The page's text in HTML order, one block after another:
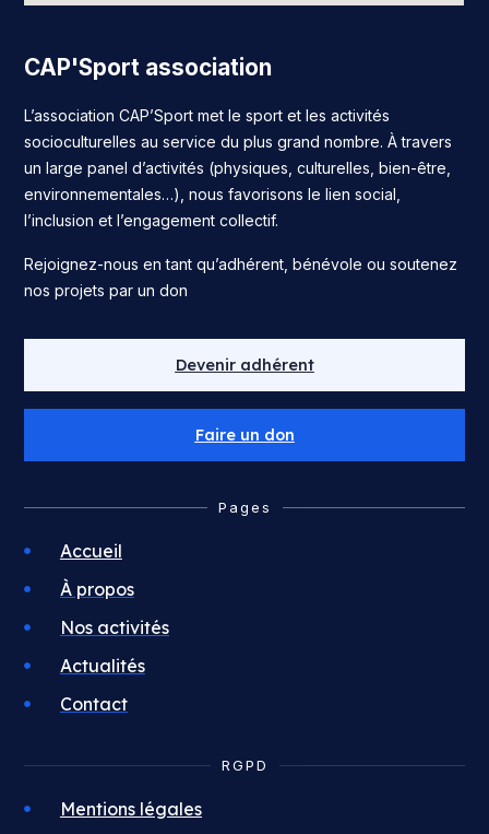
CAP'Sport association
L’association CAP’Sport met le sport et les activités
socioculturelles au service du plus grand nombre. À travers
un large panel d’activités (physiques, culturelles, bien-être,
environnementales…), nous favorisons le lien social,
l’inclusion et l’engagement collectif.
Rejoignez-nous en tant qu’adhérent, bénévole ou soutenez
nos projets par un don
Devenir adhérent
Faire un don
Pages
Accueil
À propos
Nos activités
Actualités
Contact
RGPD
Mentions légales